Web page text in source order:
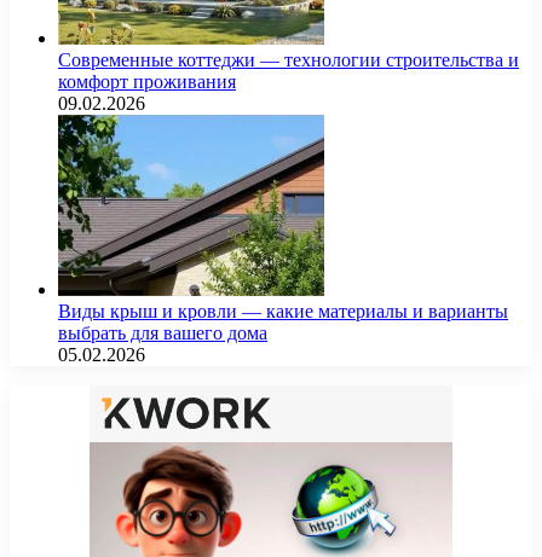
Современные коттеджи — технологии строительства и
комфорт проживания
09.02.2026
Виды крыш и кровли — какие материалы и варианты
выбрать для вашего дома
05.02.2026